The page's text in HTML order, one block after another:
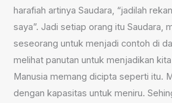
harafiah artinya Saudara, “jadilah
saya”. Jadi setiap orang itu Saudara,
seseorang untuk menjadi contoh di
melihat panutan untuk menjadikan
Manusia memang dicipta seperti itu.
dengan kapasitas untuk meniru.